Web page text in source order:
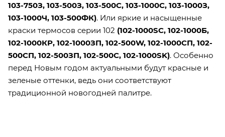
103-750З, 103-500З, 103-500С, 103-1000С, 103-1000З,
103-1000Ч, 103-500ФК). Или яркие и насыщенные
краски термосов серии 102 (102-1000SС, 102-1000Б,
102-1000КР, 102-1000ЗП, 102-500W, 102-1000СП, 102-
500СП, 102-500ЗП, 102-500С, 102-1000SK). Особенно
перед Новым годом актуальными будут красные и
зеленые оттенки, ведь они соответствуют
традиционной новогодней палитре.